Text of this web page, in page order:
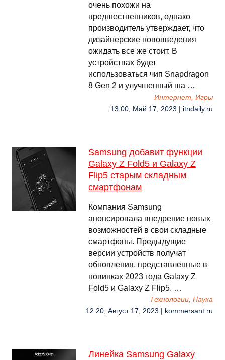
очень похожи на
предшественников, однако
производитель утверждает, что
дизайнерские нововведения
ожидать все же стоит. В
устройствах будет
использоваться чип Snapdragon
8 Gen 2 и улучшенный ша …
Интернет, Игры
13:00, Май 17, 2023 | itndaily.ru
Samsung добавит функции
Galaxy Z Fold5 и Galaxy Z
Flip5 старым складным
смартфонам
Компания Samsung
анонсировала внедрение новых
возможностей в свои складные
смартфоны. Предыдущие
версии устройств получат
обновления, представленные в
новинках 2023 года Galaxy Z
Fold5 и Galaxy Z Flip5. …
Технологии, Наука
12:20, Август 17, 2023 | kommersant.ru
Линейка Samsung Galaxy